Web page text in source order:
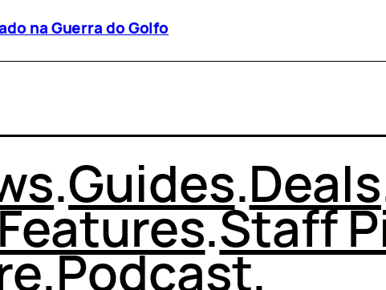
na Guerra do Golfo
.Guides.Deals
.Staff
.Podcast.